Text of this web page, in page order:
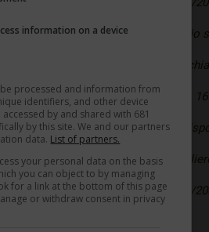
degli enti e delle aziende del servizio
le norme derogatorie appena
2015, dall’articolo 14 della legge
dei contratti collettivi vigenti, le
di lavoro e di riposo
2003 e dell’articolo 41 del Dl 112/
25 novembre 2015.
information on a device
processed and information from
identifiers, and other device
by and shared with 681
by this site. We and our partners
data. List of partners.
your personal data on the basis
you can object to by managing
for a link at the bottom of this page
or withdraw consent in privacy